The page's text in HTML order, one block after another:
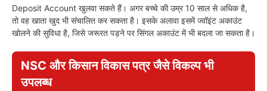
Deposit Account खुलवा सकते हैं। अगर बच्चे की उम्र 10 साल से अधिक है,
तो वह खाता खुद भी संचालित कर सकता है। इसके अलावा इसमें ज्वॉइंट अकाउंट
खोलने की सुविधा है, जिसे जरूरत पड़ने पर सिंगल अकाउंट में भी बदला जा सकता है।
NSC और किसान विकास पत्र जैसे विकल्प भी
उपलब्ध